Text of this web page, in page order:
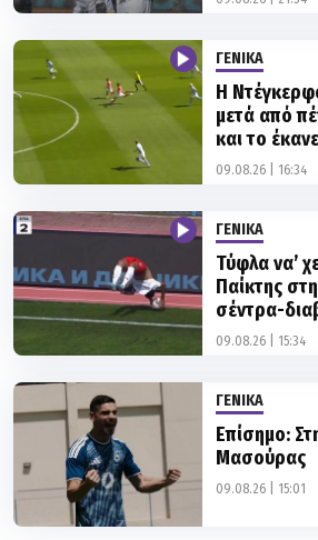
μετά από
και το
κέντρο!
09.08.26 | 16:34
Παίκτης
σέντρα-
δυνατό
09.08.26 | 15:34
Μασούρας
09.08.26 | 15:01